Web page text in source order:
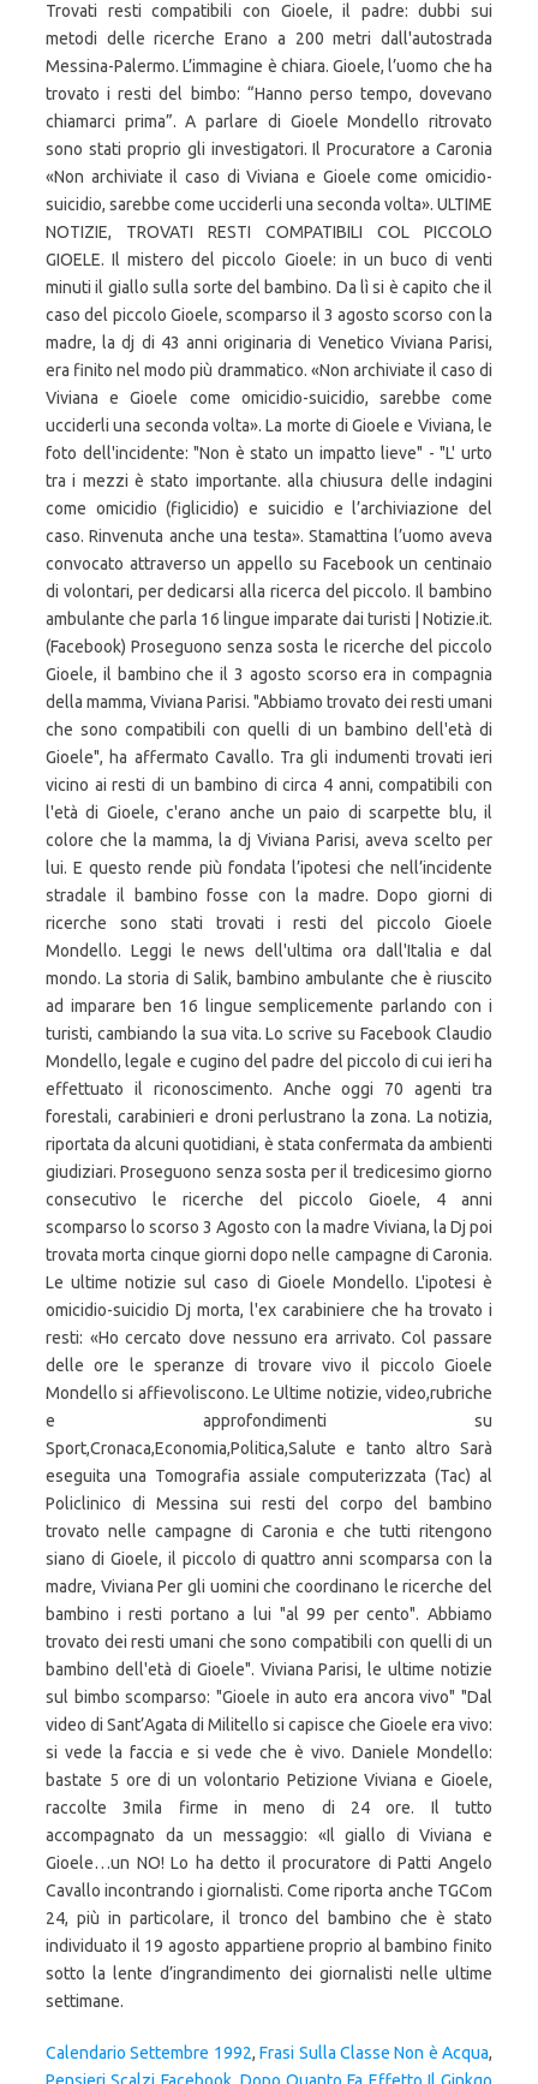
Trovati resti compatibili con Gioele, il padre: dubbi sui
metodi delle ricerche Erano a 200 metri dall'autostrada
Messina-Palermo. L’immagine è chiara. Gioele, l’uomo che ha
trovato i resti del bimbo: “Hanno perso tempo, dovevano
chiamarci prima”. A parlare di Gioele Mondello ritrovato
sono stati proprio gli investigatori. Il Procuratore a Caronia
«Non archiviate il caso di Viviana e Gioele come omicidio-
suicidio, sarebbe come ucciderli una seconda volta». ULTIME
NOTIZIE, TROVATI RESTI COMPATIBILI COL PICCOLO
GIOELE. Il mistero del piccolo Gioele: in un buco di venti
minuti il giallo sulla sorte del bambino. Da lì si è capito che il
caso del piccolo Gioele, scomparso il 3 agosto scorso con la
madre, la dj di 43 anni originaria di Venetico Viviana Parisi,
era finito nel modo più drammatico. «Non archiviate il caso di
Viviana e Gioele come omicidio-suicidio, sarebbe come
ucciderli una seconda volta». La morte di Gioele e Viviana, le
foto dell'incidente: "Non è stato un impatto lieve" - "L' urto
tra i mezzi è stato importante. alla chiusura delle indagini
come omicidio (figlicidio) e suicidio e l’archiviazione del
caso. Rinvenuta anche una testa». Stamattina l’uomo aveva
convocato attraverso un appello su Facebook un centinaio
di volontari, per dedicarsi alla ricerca del piccolo. Il bambino
ambulante che parla 16 lingue imparate dai turisti | Notizie.it.
(Facebook) Proseguono senza sosta le ricerche del piccolo
Gioele, il bambino che il 3 agosto scorso era in compagnia
della mamma, Viviana Parisi. "Abbiamo trovato dei resti umani
che sono compatibili con quelli di un bambino dell'età di
Gioele", ha affermato Cavallo. Tra gli indumenti trovati ieri
vicino ai resti di un bambino di circa 4 anni, compatibili con
l'età di Gioele, c'erano anche un paio di scarpette blu, il
colore che la mamma, la dj Viviana Parisi, aveva scelto per
lui. E questo rende più fondata l’ipotesi che nell’incidente
stradale il bambino fosse con la madre. Dopo giorni di
ricerche sono stati trovati i resti del piccolo Gioele
Mondello. Leggi le news dell'ultima ora dall'Italia e dal
mondo. La storia di Salik, bambino ambulante che è riuscito
ad imparare ben 16 lingue semplicemente parlando con i
turisti, cambiando la sua vita. Lo scrive su Facebook Claudio
Mondello, legale e cugino del padre del piccolo di cui ieri ha
effettuato il riconoscimento. Anche oggi 70 agenti tra
forestali, carabinieri e droni perlustrano la zona. La notizia,
riportata da alcuni quotidiani, è stata confermata da ambienti
giudiziari. Proseguono senza sosta per il tredicesimo giorno
consecutivo le ricerche del piccolo Gioele, 4 anni
scomparso lo scorso 3 Agosto con la madre Viviana, la Dj poi
trovata morta cinque giorni dopo nelle campagne di Caronia.
Le ultime notizie sul caso di Gioele Mondello. L'ipotesi è
omicidio-suicidio Dj morta, l'ex carabiniere che ha trovato i
resti: «Ho cercato dove nessuno era arrivato. Col passare
delle ore le speranze di trovare vivo il piccolo Gioele
Mondello si affievoliscono. Le Ultime notizie, video,rubriche
e approfondimenti su
Sport,Cronaca,Economia,Politica,Salute e tanto altro Sarà
eseguita una Tomografia assiale computerizzata (Tac) al
Policlinico di Messina sui resti del corpo del bambino
trovato nelle campagne di Caronia e che tutti ritengono
siano di Gioele, il piccolo di quattro anni scomparsa con la
madre, Viviana Per gli uomini che coordinano le ricerche del
bambino i resti portano a lui "al 99 per cento". Abbiamo
trovato dei resti umani che sono compatibili con quelli di un
bambino dell'età di Gioele". Viviana Parisi, le ultime notizie
sul bimbo scomparso: "Gioele in auto era ancora vivo" "Dal
video di Sant’Agata di Militello si capisce che Gioele era vivo:
si vede la faccia e si vede che è vivo. Daniele Mondello:
bastate 5 ore di un volontario Petizione Viviana e Gioele,
raccolte 3mila firme in meno di 24 ore. Il tutto
accompagnato da un messaggio: «Il giallo di Viviana e
Gioele…un NO! Lo ha detto il procuratore di Patti Angelo
Cavallo incontrando i giornalisti. Come riporta anche TGCom
24, più in particolare, il tronco del bambino che è stato
individuato il 19 agosto appartiene proprio al bambino finito
sotto la lente d’ingrandimento dei giornalisti nelle ultime
settimane.
Calendario Settembre 1992,Frasi Sulla Classe Non è Acqua,